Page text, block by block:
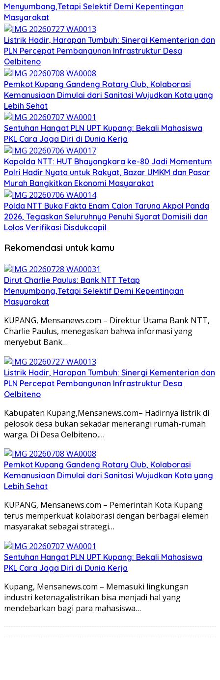
Menyumbang,Tetapi Selektif Demi Kepentingan
Masyarakat
Listrik Hadir, Harapan Tumbuh: Sinergi Kementerian dan
PLN Percepat Pembangunan Infrastruktur Desa
Oelbiteno
Pemkot Kupang Gandeng Rotary Club, Kolaborasi
Kemanusiaan Dimulai dari Sanitasi Wujudkan Kota yang
Lebih Sehat
Sentuhan Hangat PLN UPT Kupang: Bekali Mahasiswa
PKL Cara Jaga Diri di Dunia Kerja
Kapolda NTT: HUT Bhayangkara ke-80 Jadi Momentum
Polri Hadir Nyata untuk Rakyat, Bazar UMKM dan Pasar
Murah Bangkitkan Ekonomi Masyarakat
Polda NTT Buka Fakta Enam Calon Taruna Akpol Panda
2026, Tegaskan Seluruhnya Penuhi Syarat Domisili dan
Lolos Verifikasi Disdukcapil
Rekomendasi untuk kamu
Dirut Charlie Paulus: Bank NTT Tetap
Menyumbang,Tetapi Selektif Demi Kepentingan
Masyarakat
KUPANG, Mensanews.com – Direktur Utama Bank NTT,
Charlie Paulus, menegaskan bahwa informasi yang
menyebut Bank…
Listrik Hadir, Harapan Tumbuh: Sinergi Kementerian dan
PLN Percepat Pembangunan Infrastruktur Desa
Oelbiteno
Kabupaten Kupang,Mensanews.com– Hadirnya listrik di
pelosok desa bukan sekadar menerangi rumah-rumah
warga. Di Desa Oelbiteno,…
Pemkot Kupang Gandeng Rotary Club, Kolaborasi
Kemanusiaan Dimulai dari Sanitasi Wujudkan Kota yang
Lebih Sehat
KUPANG, Mensanews.com – Pemerintah Kota Kupang
terus memperkuat kolaborasi dengan berbagai elemen
masyarakat sebagai strategi…
Sentuhan Hangat PLN UPT Kupang: Bekali Mahasiswa
PKL Cara Jaga Diri di Dunia Kerja
Kupang, Mensanews.com – Memasuki lingkungan
industri ketenagalistrikan bisa menjadi hal yang
mendebarkan bagi para mahasiswa…